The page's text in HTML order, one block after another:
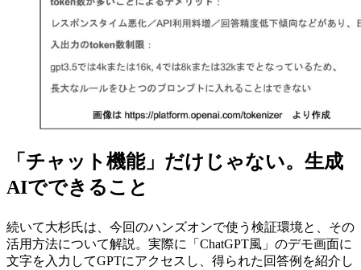
「チャット機能」だけじゃない。生成
AIでできること
続いて大杉氏は、今回のハンズオンで使う検証環境と、その
活用方法について解説。実際に「ChatGPT風」のデモ画面に
文字を入力してGPTにアクセスし、得られた回答例を紹介し